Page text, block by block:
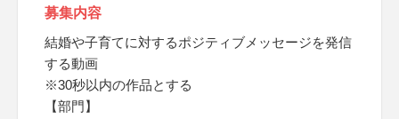
募集内容
結婚や子育てに対するポジティブメッセージを発信
する動画
※30秒以内の作品とする
【部門】